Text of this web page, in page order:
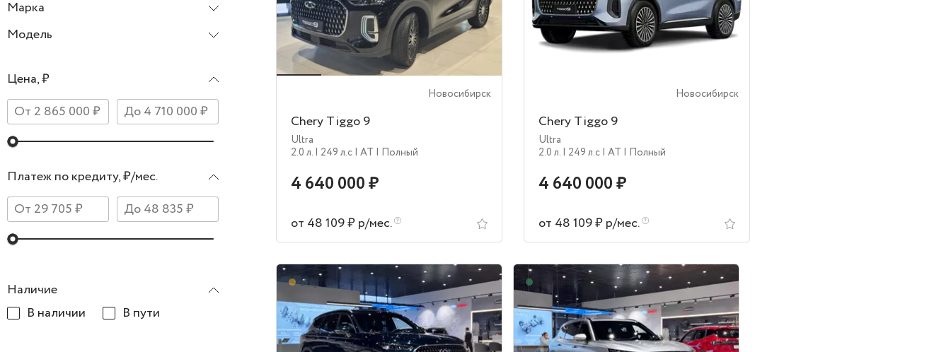
Марка
Модель
Цена, ₽
Платеж по кредиту, ₽/мес.
Наличие
В наличии
В пути
Новосибирск
Chery Tiggo 9
Ultra
2.0 л. | 249 л.c | AT | Полный
4 640 000 ₽
от 48 109 ₽ р/мес.
Новосибирск
Chery Tiggo 9
Ultra
2.0 л. | 249 л.c | AT | Полный
4 640 000 ₽
от 48 109 ₽ р/мес.
В пути В наличии